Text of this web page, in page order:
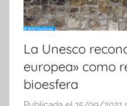
La Unesco
europea» como
bioesfera